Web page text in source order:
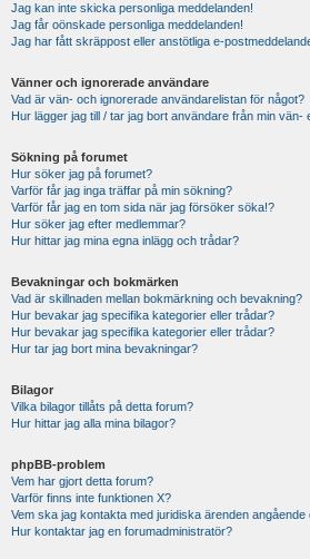
Jag kan inte skicka personliga meddelanden!
Jag får oönskade personliga meddelanden!
Jag har fått skräppost eller anstötliga e-
Vänner och ignorerade användare
Vad är vän- och ignorerade användarelistan för något?
Hur lägger jag till / tar jag bort användare från min
Sökning på forumet
Hur söker jag på forumet?
Varför får jag inga träffar på min sökning?
Varför får jag en tom sida när jag försöker söka!?
Hur söker jag efter medlemmar?
Hur hittar jag mina egna inlägg och trådar?
Bevakningar och bokmärken
Vad är skillnaden mellan bokmärkning och bevakning?
Hur bevakar jag specifika kategorier eller trådar?
Hur bevakar jag specifika kategorier eller trådar?
Hur tar jag bort mina bevakningar?
Bilagor
Vilka bilagor tillåts på detta forum?
Hur hittar jag alla mina bilagor?
phpBB-problem
Vem har gjort detta forum?
Varför finns inte funktionen X?
Vem ska jag kontakta med juridiska ärenden angående
Hur kontaktar jag en forumadministratör?